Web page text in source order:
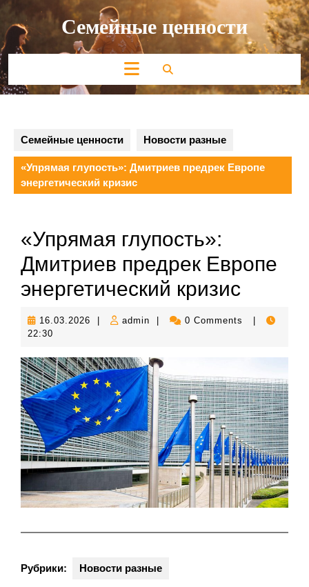
Перейти
содержимому Семейные ценности
Кнопка
Открыть
Семейные ценности Новости разные
«Упрямая глупость»: Дмитриев предрек Европе
энергетический кризис
«Упрямая глупость»:
Дмитриев предрек Европе
энергетический кризис
16.03.2026 16.03.2026
admin admin 0 Comments
22:30
Рубрики: Новости разные